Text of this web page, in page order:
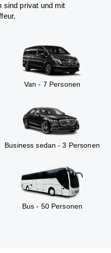
sind privat und mit
Van - 7 Personen
Business sedan - 3 Personen
Bus - 50 Personen